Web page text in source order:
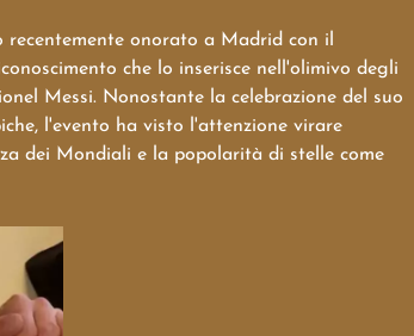
onorato a Madrid con il
che lo inserisce nell'olimivo degli
Messi. Nonostante la celebrazione del suo
l'evento ha visto l'attenzione virare
dei Mondiali e la popolarità di stelle come